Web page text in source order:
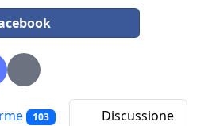
103
Discussione